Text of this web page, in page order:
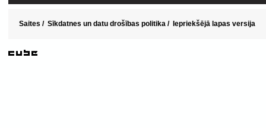
Saites / Sīkdatnes un datu drošības politika / Iepriekšējā lapas versija